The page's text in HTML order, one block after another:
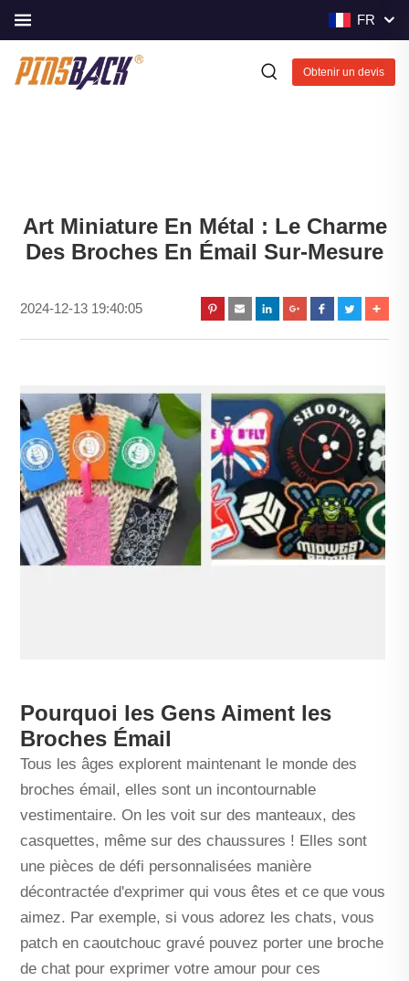
FR
Obtenir un devis
Art Miniature En Métal : Le Charme
Des Broches En Émail Sur-Mesure
2024-12-13 19:40:05
Pourquoi les Gens Aiment les
Broches Émail
Tous les âges explorent maintenant le monde des
broches émail, elles sont un incontournable
vestimentaire. On les voit sur des manteaux, des
casquettes, même sur des chaussures ! Elles sont
une pièces de défi personnalisées manière
décontractée d'exprimer qui vous êtes et ce que vous
aimez. Par exemple, si vous adorez les chats, vous
patch en caoutchouc gravé pouvez porter une broche
de chat pour exprimer votre amour pour ces